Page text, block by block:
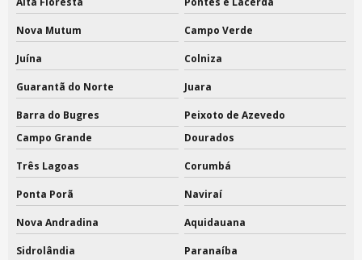
Nova Mutum Campo Verde
Juína Colniza
Guarantã do Norte Juara
Barra do Bugres
Peixoto de Azevedo
Campo Grande
Dourados
Três Lagoas Corumbá
Ponta Porã Naviraí
Nova Andradina Aquidauana
Sidrolândia Paranaíba